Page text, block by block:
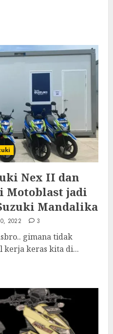
Nex II dan
Motoblast jadi
Mandalika
2022 3
gimana tidak
kerja keras kita di...